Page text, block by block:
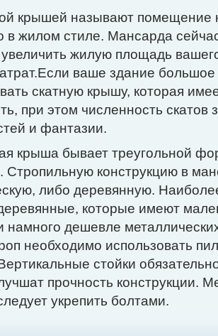
крышей называют помещение
в жилом стиле. Мансарда
увеличить жилую площадь
ваше здание
скатную крышу, которая
при этом численность скатов
и фантазии.
крыша бывает треугольной
Стропильную конструкцию в
либо деревянную.
которые имеют
дешевле
необходимо использовать
стойки
прочность конструкции.
укрепить болтами.